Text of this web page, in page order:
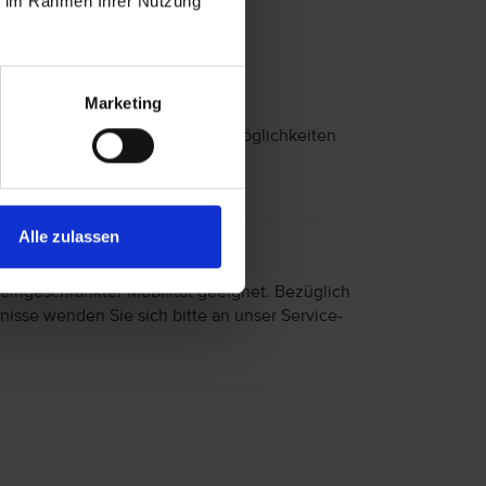
Marketing
Alle zulassen
inklusive: Fitnessraum
18-Loch-Golfplatz
Das Hotel verfügt über Golfmöglichkeiten
Mobilität geeignet. Bezüglich
wenden Sie sich bitte an unser Service-